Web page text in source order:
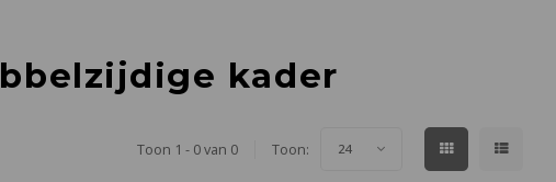
kader
Toon 1 - 0 van 0 Toon: 24